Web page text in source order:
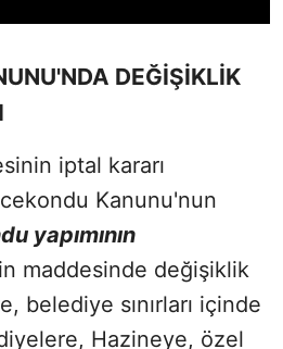
DEĞİŞİKLİK
iptal kararı
Kanunu'nun
yapımının
maddesinde değişiklik
belediye sınırları içinde
Hazineye, özel